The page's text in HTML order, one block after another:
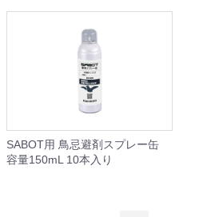
SABOT用 鳥忌避剤スプレー缶
容量150mL 10本入り